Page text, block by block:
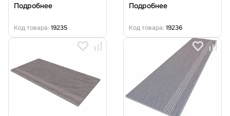
Подробнее
Код товара: 19235
Подробнее
Код товара: 19236